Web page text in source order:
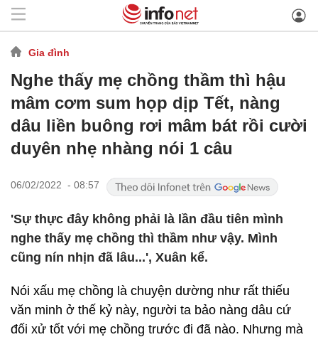
Gia đình
Nghe thấy mẹ chồng thầm thì hậu
mâm cơm sum họp dịp Tết, nàng
dâu liền buông rơi mâm bát rồi cười
duyên nhẹ nhàng nói 1 câu
06/02/2022 - 08:57
'Sự thực đây không phải là lần đầu tiên mình
nghe thấy mẹ chồng thì thầm như vậy. Mình
cũng nín nhịn đã lâu...', Xuân kể.
Nói xấu mẹ chồng là chuyện dường như rất thiếu
văn minh ở thế kỷ này, người ta bảo nàng dâu cứ
đối xử tốt với mẹ chồng trước đi đã nào. Nhưng mà